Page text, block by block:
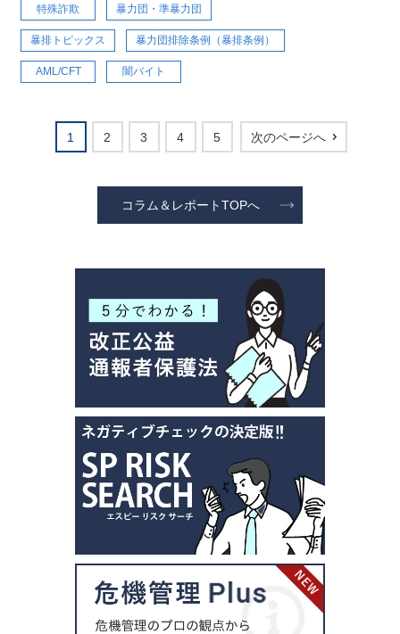
特殊詐欺 暴力団・準暴力団
暴排トピックス 暴力団排除条例（暴排条例）
AML/CFT 闇バイト
1 2 3 4 5 次のページへ
コラム＆レポートTOPへ